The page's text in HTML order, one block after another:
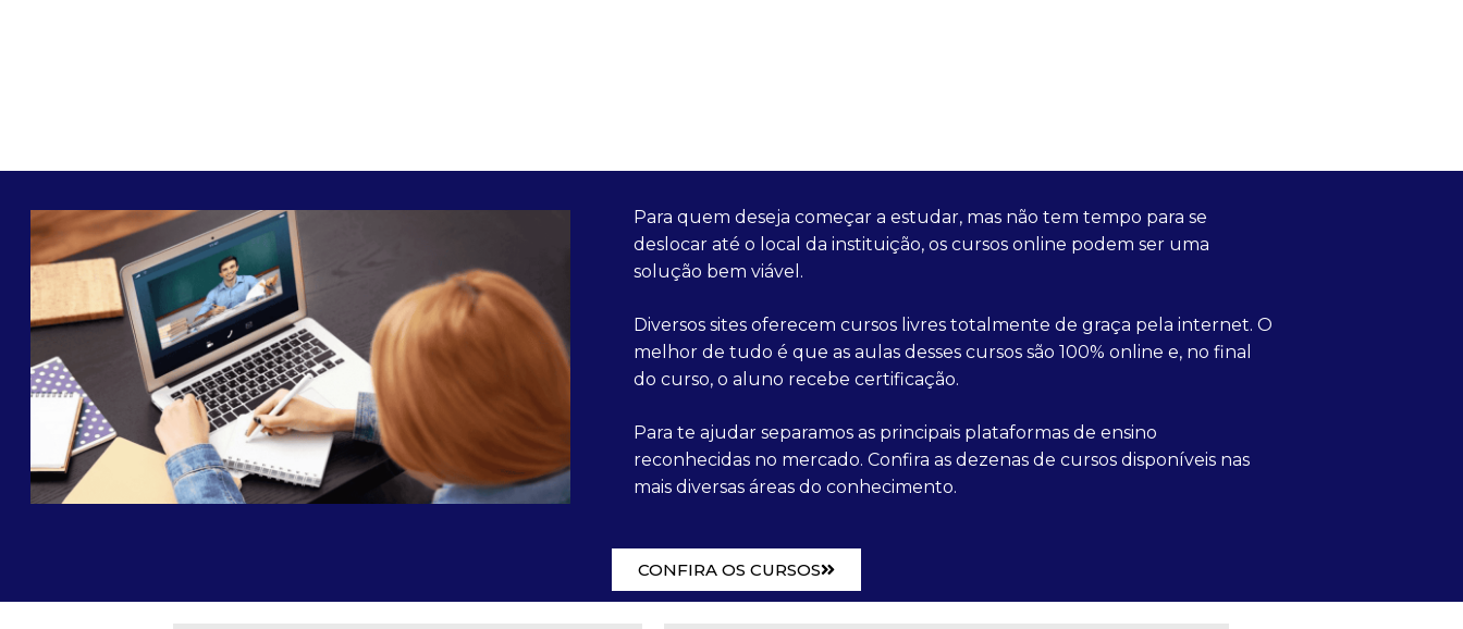
Para quem deseja começar a estudar, mas não tem tempo para se
deslocar até o local da instituição, os cursos online podem ser uma
solução bem viável.
Diversos sites oferecem cursos livres totalmente de graça pela internet. O
melhor de tudo é que as aulas desses cursos são 100% online e, no final
do curso, o aluno recebe certificação.
Para te ajudar separamos as principais plataformas de ensino
reconhecidas no mercado. Confira as dezenas de cursos disponíveis nas
mais diversas áreas do conhecimento.
CONFIRA OS CURSOS